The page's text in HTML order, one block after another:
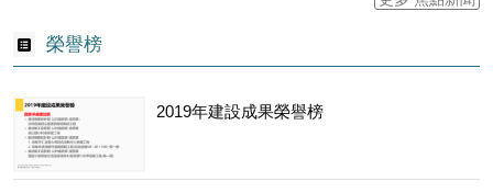
榮譽榜
2019年建設成果榮譽榜